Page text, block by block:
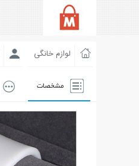
لوازم خانگی
مشخصات